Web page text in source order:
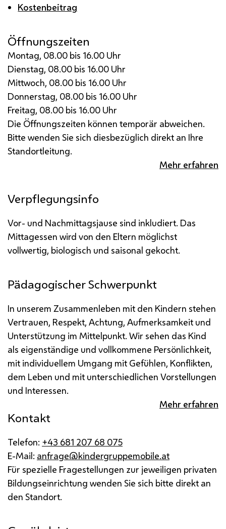
Kostenbeitrag
Öffnungszeiten
Montag, 08.00 bis 16.00 Uhr
Dienstag, 08.00 bis 16.00 Uhr
Mittwoch, 08.00 bis 16.00 Uhr
Donnerstag, 08.00 bis 16.00 Uhr
Freitag, 08.00 bis 16.00 Uhr
Die Öffnungszeiten können temporär abweichen.
Bitte wenden Sie sich diesbezüglich direkt an Ihre
Standortleitung.
Mehr erfahren
Verpflegungsinfo
Vor- und Nachmittagsjause sind inkludiert. Das
Mittagessen wird von den Eltern möglichst
vollwertig, biologisch und saisonal gekocht.
Pädagogischer Schwerpunkt
In unserem Zusammenleben mit den Kindern stehen
Vertrauen, Respekt, Achtung, Aufmerksamkeit und
Unterstützung im Mittelpunkt. Wir sehen das Kind
als eigenständige und vollkommene Persönlichkeit,
mit individuellem Umgang mit Gefühlen, Konflikten,
dem Leben und mit unterschiedlichen Vorstellungen
und Interessen.
Mehr erfahren
Kontakt
Telefon: +43 681 207 68 075
E-Mail: anfrage@kindergruppemobile.at
Für spezielle Fragestellungen zur jeweiligen privaten
Bildungseinrichtung wenden Sie sich bitte direkt an
den Standort.